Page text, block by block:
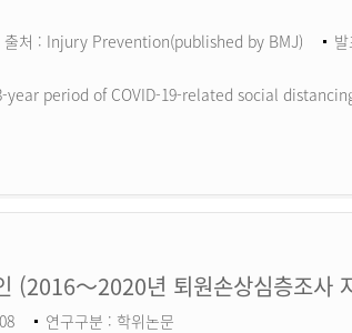
출처 : Injury Prevention(published by BMJ)
period of COVID-19-related social
(2016～2020년 퇴원손상심층조사
연구구분 : 학위논문